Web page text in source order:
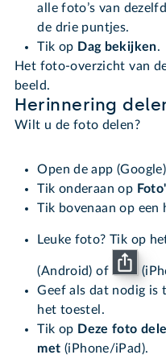
alle foto’s van
de drie puntjes.
Tik op Dag bekijken.
Het foto-overzicht van
beeld.
Herinnering
Wilt u de foto delen?
Open de app
Tik onderaan op
Tik bovenaan op een
Leuke foto? Tik op
(Android) of
Geef als dat nodig is
het toestel.
Tik op Deze foto
met (iPhone/iPad).